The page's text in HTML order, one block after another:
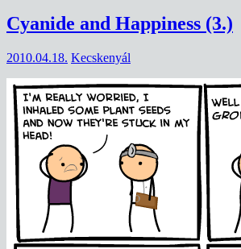
Cyanide and Happiness (3.)
2010.04.18. Kecskenyál